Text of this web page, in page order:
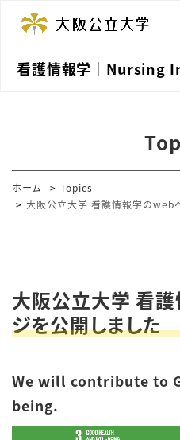
看護情報学｜Nursing
ホーム
Topics
大阪公立大学 看護情報学のweb
大阪公立大学 看
ジを公開しました
We will contribute to
being.